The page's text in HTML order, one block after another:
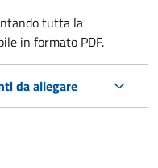
tutta la
in formato PDF.
da allegare